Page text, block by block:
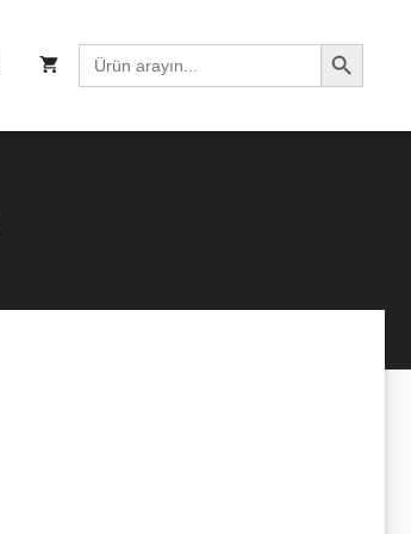
Search
for:
Search Button